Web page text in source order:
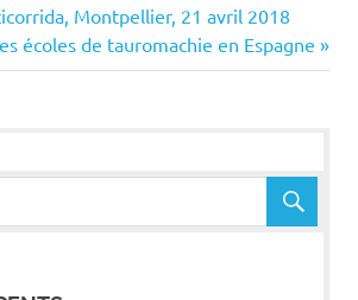
Montpellier, 21 avril 2018
écoles de tauromachie en Espagne